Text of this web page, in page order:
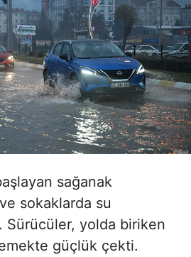
sağanak
sokaklarda su
yolda biriken
güçlük çekti.